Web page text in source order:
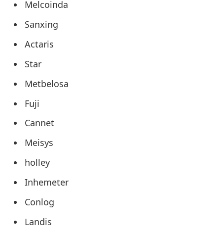
Melcoinda
Sanxing
Actaris
Star
Metbelosa
Fuji
Cannet
Meisys
holley
Inhemeter
Conlog
Landis